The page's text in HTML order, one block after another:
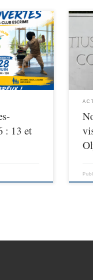
28
et
des Journées
Enfant à
ou adulte,
ses
te faire
: 13 et
de
pour
un
[…]